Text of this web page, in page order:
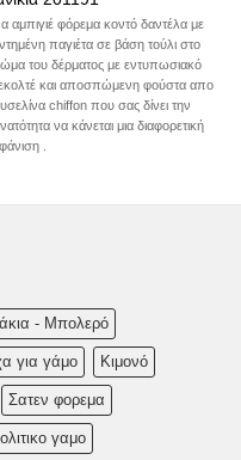
189 €.
αμπιγιέ φόρεμα κοντό δαντέλα με
παγιέτα σε βάση τούλι στο
του δέρματος με εντυπωσιακό
και αποσπώμενη φούστα απο
chiffon που σας δίνει την
να κάνεται μια διαφορετική
.
- Μπολερό
για γάμο Κιμονό
Σατεν φορεμα
γαμο